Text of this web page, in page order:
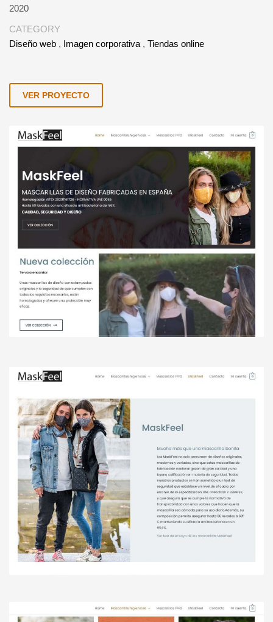
2020
CATEGORY
Diseño web , Imagen corporativa , Tiendas online
VER PROYECTO